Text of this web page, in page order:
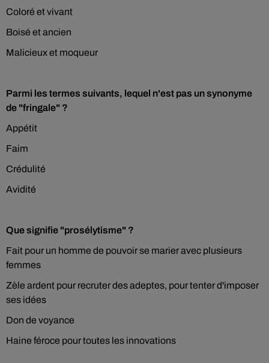
Coloré et vivant
Boisé et ancien
Malicieux et moqueur
Parmi les termes suivants, lequel n'est pas un synonyme
de "fringale" ?
Appétit
Faim
Crédulité
Avidité
Que signifie "prosélytisme" ?
Fait pour un homme de pouvoir se marier avec plusieurs
femmes
Zèle ardent pour recruter des adeptes, pour tenter d'imposer
ses idées
Don de voyance
Haine féroce pour toutes les innovations